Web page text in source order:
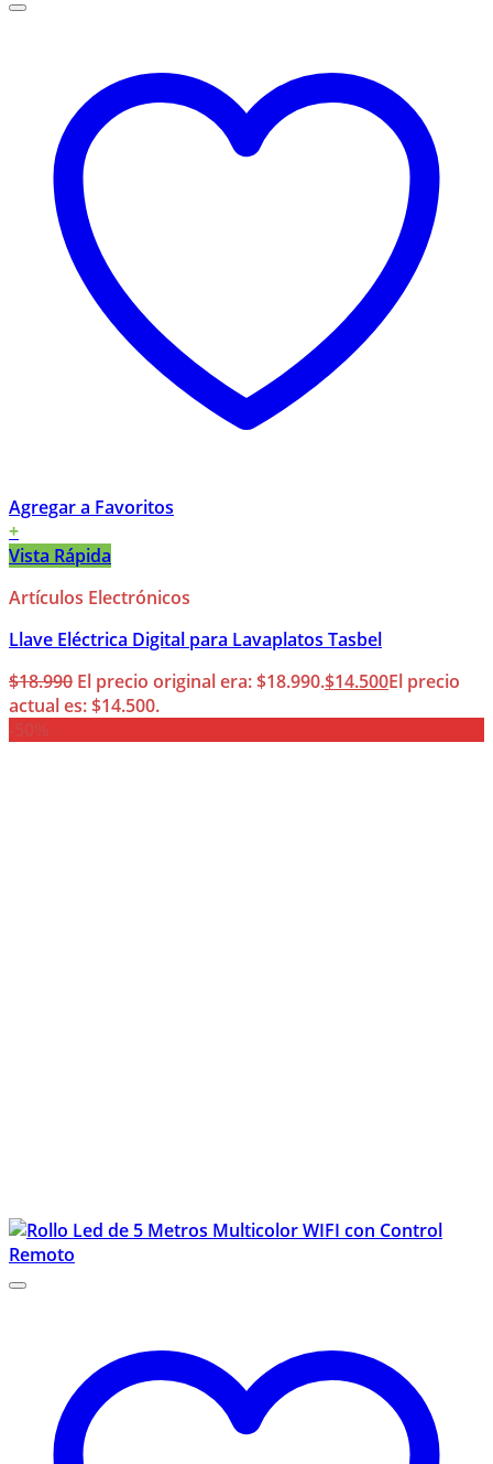
Agregar a Favoritos
+
Vista Rápida
Artículos Electrónicos
Llave Eléctrica Digital para Lavaplatos Tasbel
$18.990 El precio original era: $18.990.$14.500El precio
actual es: $14.500.